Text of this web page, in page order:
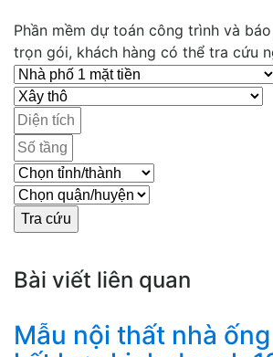
Phần mềm dự toán công trình và
trọn gói, khách hàng có thể tra cứu
Bài viết liên quan
Mẫu nội thất nhà